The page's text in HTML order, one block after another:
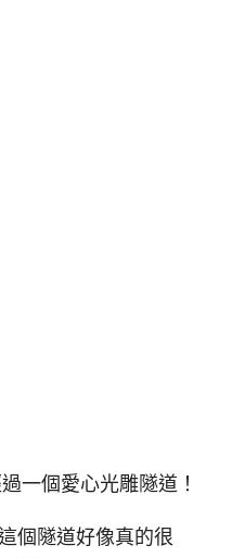
一個愛心光雕隧道！
個隧道好像真的很